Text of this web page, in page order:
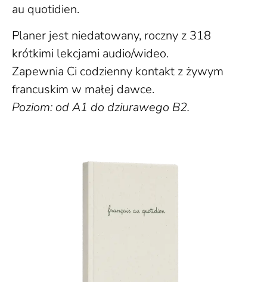
au quotidien.
Planer jest niedatowany, roczny z 318
krótkimi lekcjami audio/wideo.
Zapewnia Ci codzienny kontakt z żywym
francuskim w małej dawce.
Poziom: od A1 do dziurawego B2.